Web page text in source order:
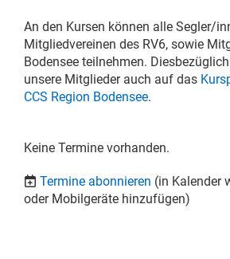
An den Kursen können alle Segler/
Mitgliedvereinen des RV6, sowie
Bodensee teilnehmen.
unsere Mitglieder auch auf das
CCS Region Bodensee.
Keine Termine vorhanden.
Termine abonnieren (in Kalender
oder Mobilgeräte hinzufügen)